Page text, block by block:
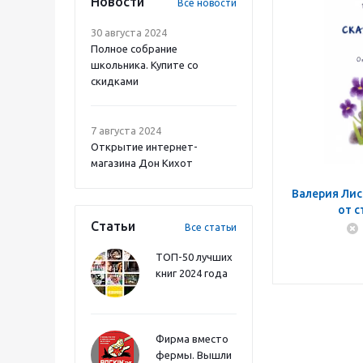
Все новости
30 августа 2024
Полное собрание
школьника. Купите со
скидками
7 августа 2024
Открытие интернет-
магазина Дон Кихот
Статьи Все статьи
ТОП-50 лучших
книг 2024 года
Фирма вместо
фермы. Вышли
Валерия
от